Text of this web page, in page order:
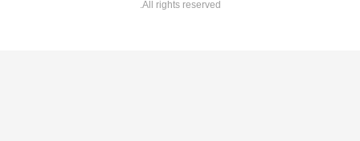
All rights reserved.